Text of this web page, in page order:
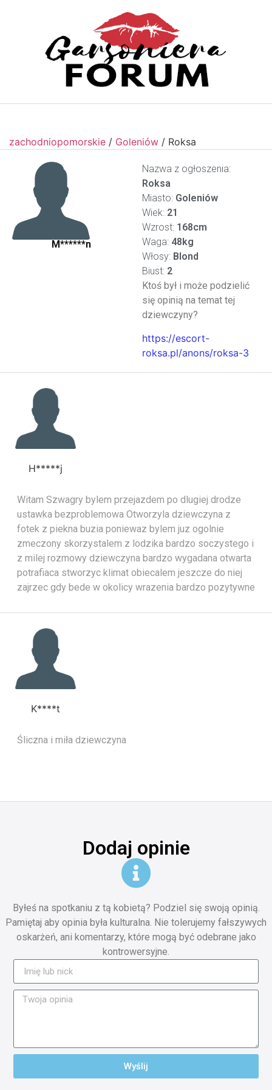
zachodniopomorskie / Goleniów / Roksa
M******n
Nazwa z ogłoszenia:
Roksa
Miasto: Goleniów
Wiek: 21
Wzrost: 168cm
Waga: 48kg
Włosy: Blond
Biust: 2
Ktoś był i może podzielić
się opinią na temat tej
dziewczyny?
https://escort-
roksa.pl/anons/roksa-3
H*****j
Witam Szwagry bylem przejazdem po dlugiej drodze
ustawka bezproblemowa Otworzyla dziewczyna z
fotek z piekna buzia poniewaz bylem juz ogolnie
zmeczony skorzystalem z lodzika bardzo soczystego i
z milej rozmowy dziewczyna bardzo wygadana otwarta
potrafiaca stworzyc klimat obiecalem jeszcze do niej
zajrzec gdy bede w okolicy wrazenia bardzo pozytywne
K****t
Śliczna i miła dziewczyna
Dodaj opinie
Byłeś na spotkaniu z tą kobietą? Podziel się swoją opinią.
Pamiętaj aby opinia była kulturalna. Nie tolerujemy fałszywych
oskarżeń, ani komentarzy, które mogą być odebrane jako
kontrowersyjne.
Wyślij